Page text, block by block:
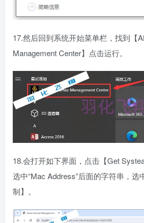
17.然后回到系统开始菜单栏，找到【
Management Center】点击运行。
18.会打开如下界面，点击【Get
选中“Mac Address”后面的字符串，选
制】。